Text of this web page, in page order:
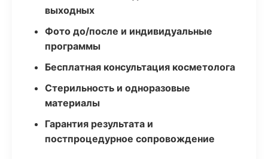
выходных
Фото до/после и индивидуальные
программы
Бесплатная консультация косметолога
Стерильность и одноразовые
материалы
Гарантия результата и
постпроцедурное сопровождение